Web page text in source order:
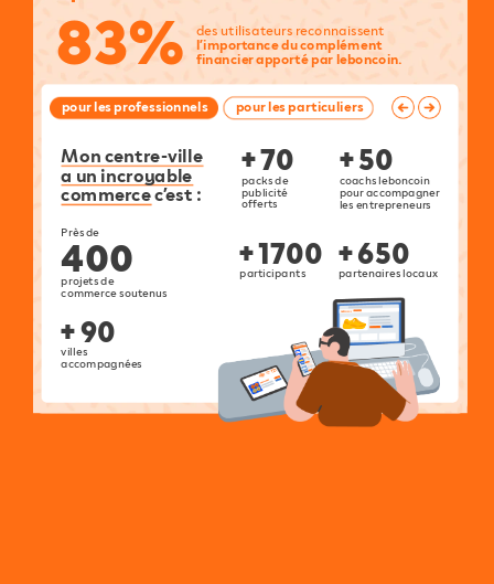
desutilisateurs reconnaissent
l’importanceducomplément
financierapportéparleboncoin.
400
+90
+1700 +650
+70 +50
Moncentre-ville
aunincroyable
commercec’est :
villes
accompagnées
participants partenaireslocaux
packsde
publicité
offerts
coachsleboncoin
pouraccompagner
les entrepreneurs
projetsde
commercesoutenus
Prèsde
pourlesprofessionnels pourlesparticuliers
83%